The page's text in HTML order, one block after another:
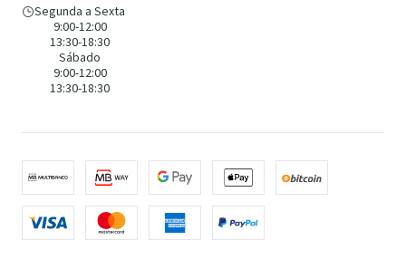
Segunda a Sexta
9:00-12:00
13:30-18:30
Sábado
9:00-12:00
13:30-18:30